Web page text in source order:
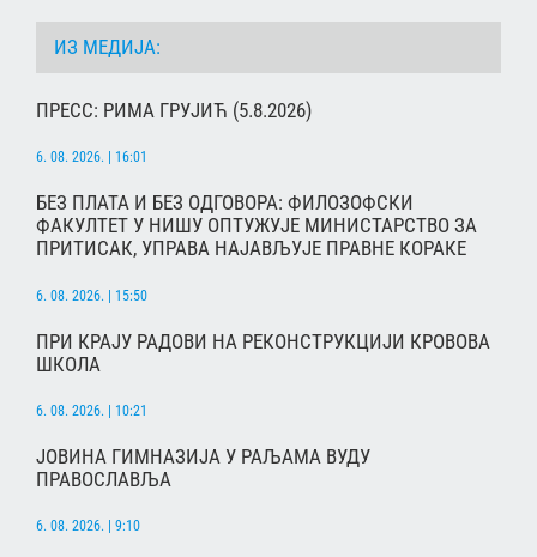
ИЗ МЕДИЈА:
ПРЕСС: РИМА ГРУЈИЋ (5.8.2026)
6. 08. 2026. | 16:01
БЕЗ ПЛАТА И БЕЗ ОДГОВОРА: ФИЛОЗОФСКИ
ФАКУЛТЕТ У НИШУ ОПТУЖУЈЕ МИНИСТАРСТВО ЗА
ПРИТИСАК, УПРАВА НАЈАВЉУЈЕ ПРАВНЕ КОРАКЕ
6. 08. 2026. | 15:50
ПРИ КРАЈУ РАДОВИ НА РЕКОНСТРУКЦИЈИ КРОВОВА
ШКОЛА
6. 08. 2026. | 10:21
ЈОВИНА ГИМНАЗИЈА У РАЉАМА ВУДУ
ПРАВОСЛАВЉА
6. 08. 2026. | 9:10